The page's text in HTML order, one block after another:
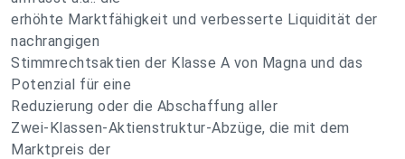
erhöhte Marktfähigkeit und verbesserte Liquidität der
nachrangigen
Stimmrechtsaktien der Klasse A von Magna und das
Potenzial für eine
Reduzierung oder die Abschaffung aller
Zwei-Klassen-Aktienstruktur-Abzüge, die mit dem
Marktpreis der